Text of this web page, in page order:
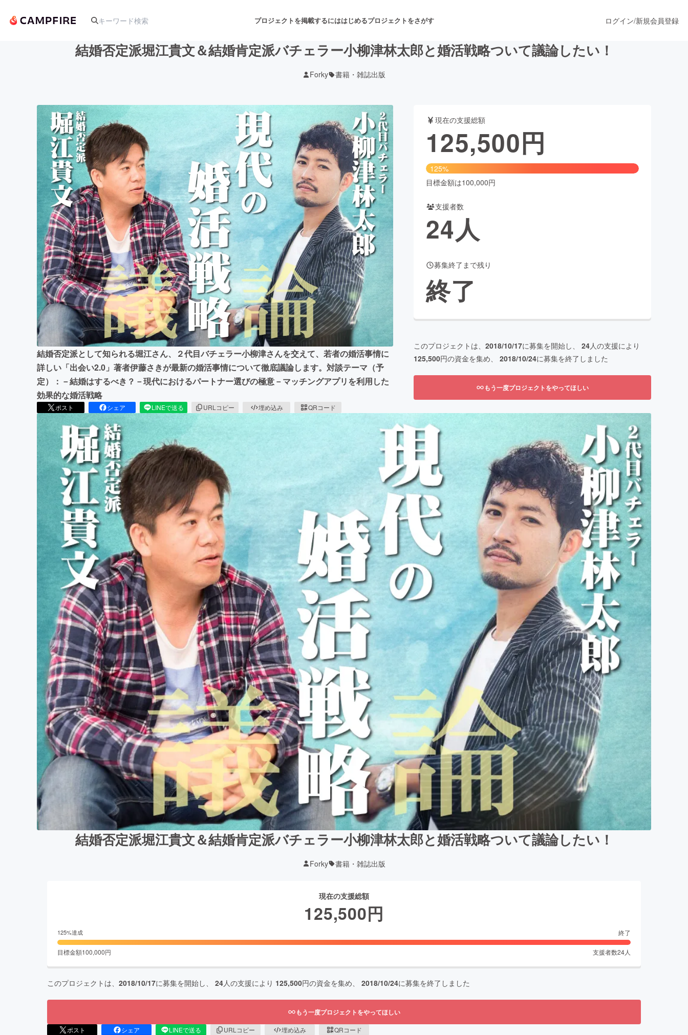
プロジェクトを掲載するにははじめるプロジェクトをさがす
アート・写真 音楽 舞台・パフォーマンス
テクノロジー・ガジェット ゲーム・サービス開発 フード・飲食店 ファッション
映像・映画 書籍・雑誌出版 アニメ・漫画
ビジネス・起業 チャレンジ ビューティー・ヘルスケア
まちづくり・地域活性化
CAMPFIRE for Social GoodCAMPFIRE Creation
CAMPFIREふるさと納税machi-ya
ログイン/新規会員登録
結婚否定派堀江貴文＆結婚肯定派バチェラー小柳津林太郎と婚活戦略ついて議論したい！
Forky 書籍・雑誌出版
結婚否定派として知られる堀江さん、２代目バチェラー小柳津さんを交えて、若者の婚活事情に
詳しい「出会い2.0」著者伊藤さきが最新の婚活事情について徹底議論します。対談テーマ（予
定）：－結婚はするべき？－現代におけるパートナー選びの極意－マッチングアプリを利用した
効果的な婚活戦略
ポスト シェア LINEで送る URLコピー 埋め込み QRコード
現在の支援総額
125,500円
125%
目標金額は100,000円
支援者数
24人
募集終了まで残り
終了
このプロジェクトは、 2018/10/17に募集を開始し、 24人の支援により
125,500円の資金を集め、 2018/10/24に募集を終了しました
もう一度プロジェクトをやってほしい
結婚否定派堀江貴文＆結婚肯定派バチェラー小柳津林太郎と婚活戦略ついて議論したい！
Forky 書籍・雑誌出版
現在の支援総額
125,500円
125%達成 終了
目標金額100,000円 支援者数24人
このプロジェクトは、 2018/10/17に募集を開始し、 24人の支援により 125,500円の資金を集め、 2018/10/24に募集を終了しました
もう一度プロジェクトをやってほしい
ポスト シェア LINEで送る URLコピー 埋め込み QRコード